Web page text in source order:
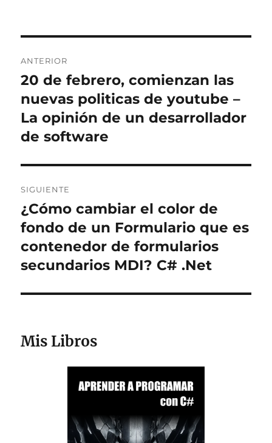
de
entradas
ANTERIOR
Entrada
anterior:
20 de febrero, comienzan las
nuevas politicas de youtube –
La opinión de un desarrollador
de software
SIGUIENTE
Entrada
siguiente:
¿Cómo cambiar el color de
fondo de un Formulario que es
contenedor de formularios
secundarios MDI? C# .Net
Mis Libros